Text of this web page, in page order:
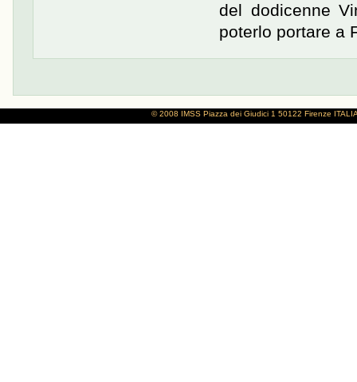
del dodicenne
poterlo portare a
© 2008 IMSS Piazza dei Giudici 1 50122 Firenze